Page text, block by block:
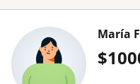
$
María